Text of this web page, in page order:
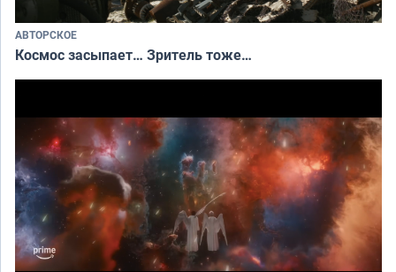
АВТОРСКОЕ
Космос засыпает… Зритель тоже…